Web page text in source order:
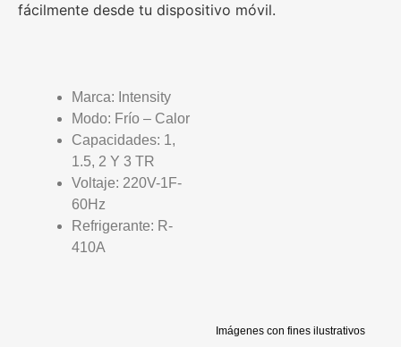
fácilmente desde tu dispositivo móvil.
Marca: Intensity
Modo: Frío – Calor
Capacidades: 1,
1.5, 2 Y 3 TR
Voltaje: 220V-1F-
60Hz
Refrigerante: R-
410A
Imágenes con fines ilustrativos